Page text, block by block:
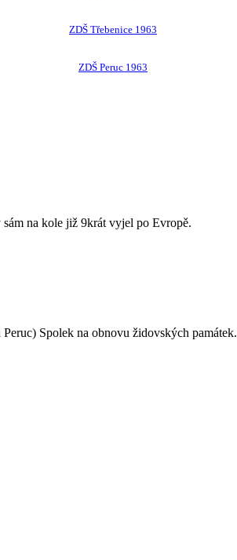
ZDŠ Třebenice 1963
ZDŠ Peruc 1963
na kole již 9krát vyjel po Evropě.
Spolek na obnovu židovských památek.